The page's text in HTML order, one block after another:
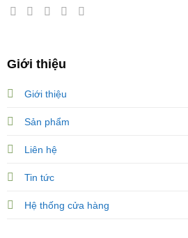
Giới thiệu
Giới thiệu
Sản phẩm
Liên hệ
Tin tức
Hệ thống cửa hàng